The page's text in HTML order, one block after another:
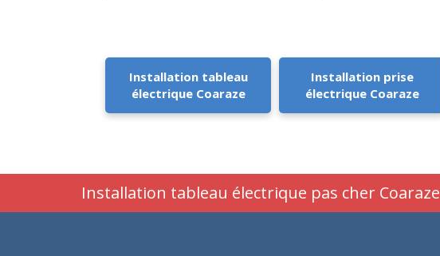
Installation tableau
électrique Coaraze
Installation prise
électrique Coaraze
Installation tableau électrique pas cher Coaraze